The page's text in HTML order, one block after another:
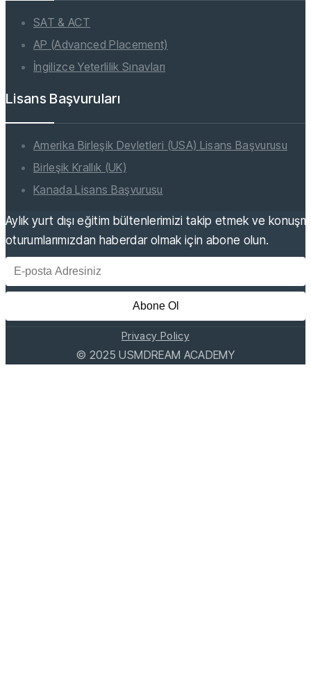
SAT & ACT
AP (Advanced Placement)
İngilizce Yeterlilik Sınavları
Lisans Başvuruları
Amerika Birleşik Devletleri (USA) Lisans Başvurusu
Birleşik Krallık (UK)
Kanada Lisans Başvurusu
Aylık yurt dışı eğitim bültenlerimizi takip etmek ve
oturumlarımızdan haberdar olmak için abone olun.
Abone Ol
Privacy Policy
© 2025 USMDREAM ACADEMY